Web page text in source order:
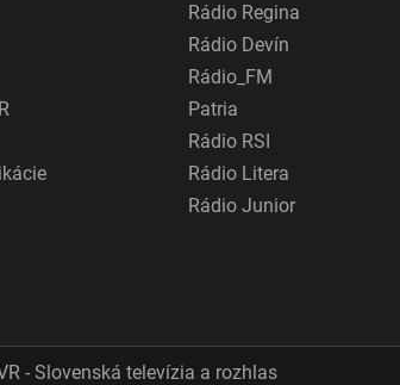
Rádio Regina
Rádio Devín
Rádio_FM
Patria
Rádio RSI
Rádio Litera
Rádio Junior
- Slovenská televízia a rozhlas